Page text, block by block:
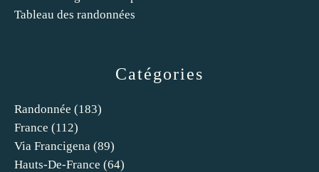
Catégories
Randonnée (183)
France (112)
Via Francigena (89)
Hauts-De-France (64)
Tableau des randonnées